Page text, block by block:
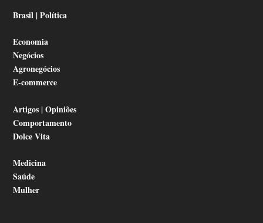
Brasil | Política
Economia
Negócios
Agronegócios
E-commerce
Artigos | Opiniões
Comportamento
Dolce Vita
Medicina
Saúde
Mulher